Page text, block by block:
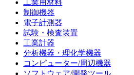
工業用材料
制御機器
電子計測器
試験・検査装置
工業計器
分析機器・理化学機器
コンピューター/周辺機器
ソフトウェア/開発ツール